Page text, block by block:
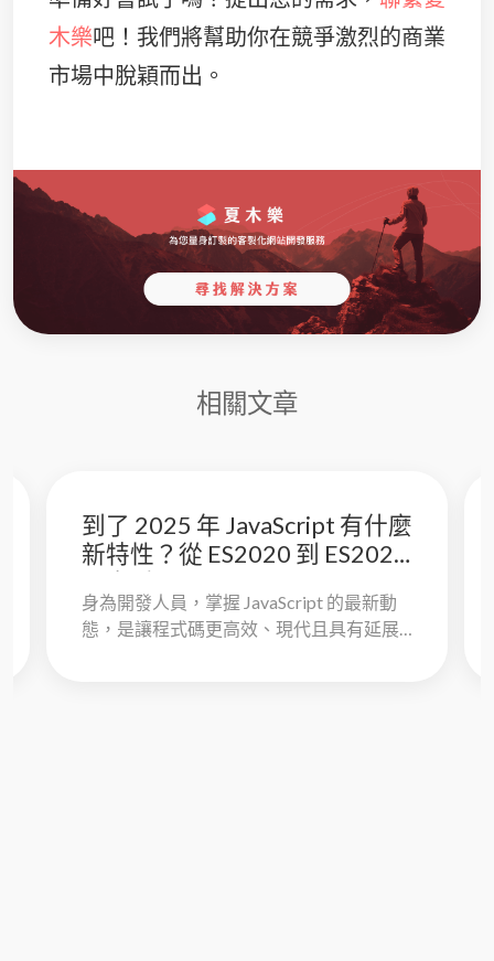
木樂吧！我們將幫助你在競爭激烈的商業
市場中脫穎而出。
相關文章
到了 2025 年 JavaScript 有什麼
新特性？從 ES2020 到 ES2023
身為開發人員，掌握 JavaScript 的最新動
態，是讓程式碼更高效、現代且具有延展